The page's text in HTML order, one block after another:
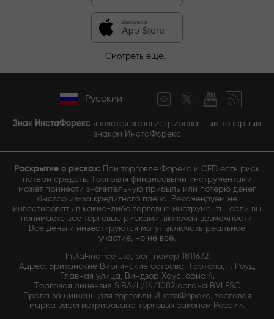
Смотреть еще...
Русский
Знак ИнстаФорекс является зарегистрированным товарным
знаком ИнстаФорекс
Раскрытие о рисках: При торговле Форекс и CFD есть риск
потери средств. Торговля финансовыми инструментами
может принести значительную прибыль или потерю денег
быстро из-за кредитного плеча. Рекомендуем не
инвестировать в какие-либо торговые инструменты, если вы
понимаете все торговые рисками, включая возможности.
Все деньги инвестируются могут включать реальное
участие, но не всё.
InstaFinance Ltd, рег. номер 1811672
Адрес: Британские Виргинские острова, Тортола, г. Роуд,
Главная улица, Виндзор Хаус, офис 4.
Торговая лицензия SIBA/L/14/1082 органа BVI FSC
Права защищены для торговли ИнстаФорекс, торговая
марка зарегистрирована торговых законом России.